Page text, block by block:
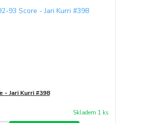
- Jari Kurri #398
Skladem 1 ks